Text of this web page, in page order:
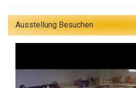
Ausstellung Besuchen